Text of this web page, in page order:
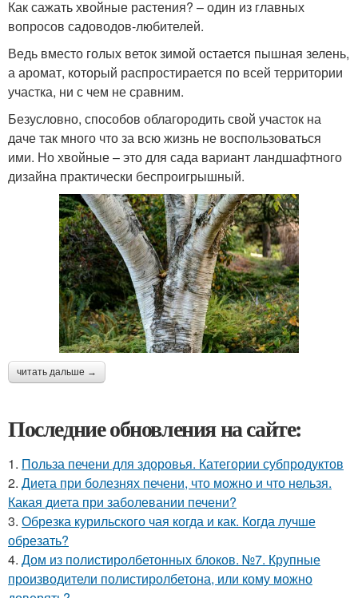
Как сажать хвойные растения? – один из главных
вопросов садоводов-любителей.
Ведь вместо голых веток зимой остается пышная зелень,
а аромат, который распростирается по всей территории
участка, ни с чем не сравним.
Безусловно, способов облагородить свой участок на
даче так много что за всю жизнь не воспользоваться
ими. Но хвойные – это для сада вариант ландшафтного
дизайна практически беспроигрышный.
читать дальше →
Последние обновления на сайте:
1. Польза печени для здоровья. Категории субпродуктов
2. Диета при болезнях печени, что можно и что нельзя.
Какая диета при заболевании печени?
3. Обрезка курильского чая когда и как. Когда лучше
обрезать?
4. Дом из полистиролбетонных блоков. №7. Крупные
производители полистиролбетона, или кому можно